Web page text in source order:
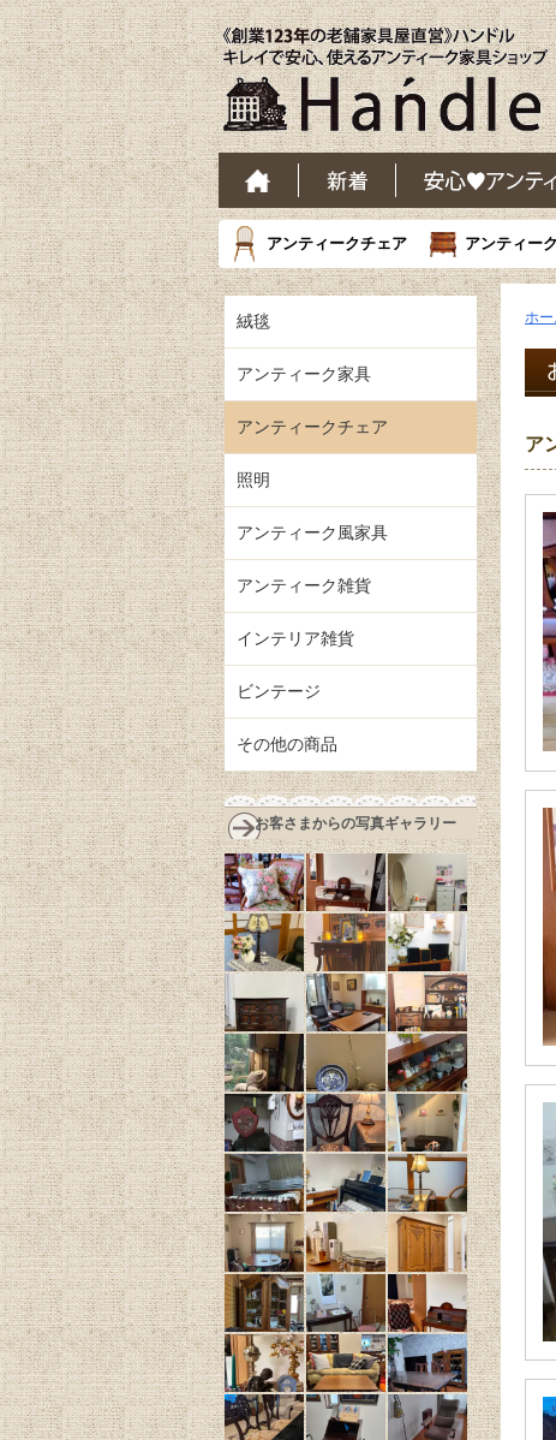
アンティークチェア アンティー
ホー
ア
絨毯
アンティーク家具
アンティークチェア
照明
アンティーク風家具
アンティーク雑貨
インテリア雑貨
ビンテージ
その他の商品
お客さまからの写真ギャラリー